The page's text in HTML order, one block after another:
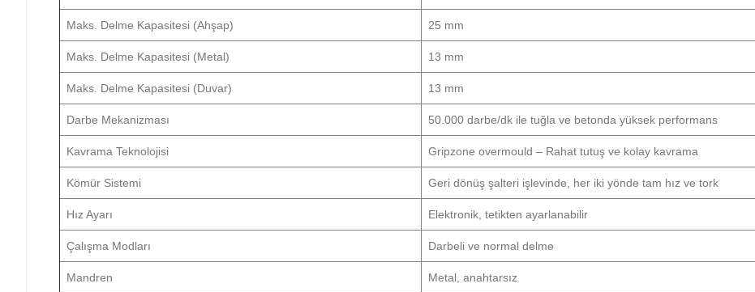
Maks. Delme Kapasitesi (Ahşap) 25 mm
Maks. Delme Kapasitesi (Metal) 13 mm
Maks. Delme Kapasitesi (Duvar) 13 mm
Darbe Mekanizması 50.000 darbe/dk ile tuğla ve betonda yüksek performans
Kavrama Teknolojisi Gripzone overmould – Rahat tutuş ve kolay kavrama
Kömür Sistemi Geri dönüş şalteri işlevinde, her iki yönde tam hız ve tork
Hız Ayarı Elektronik, tetikten ayarlanabilir
Çalışma Modları Darbeli ve normal delme
Mandren Metal, anahtarsız